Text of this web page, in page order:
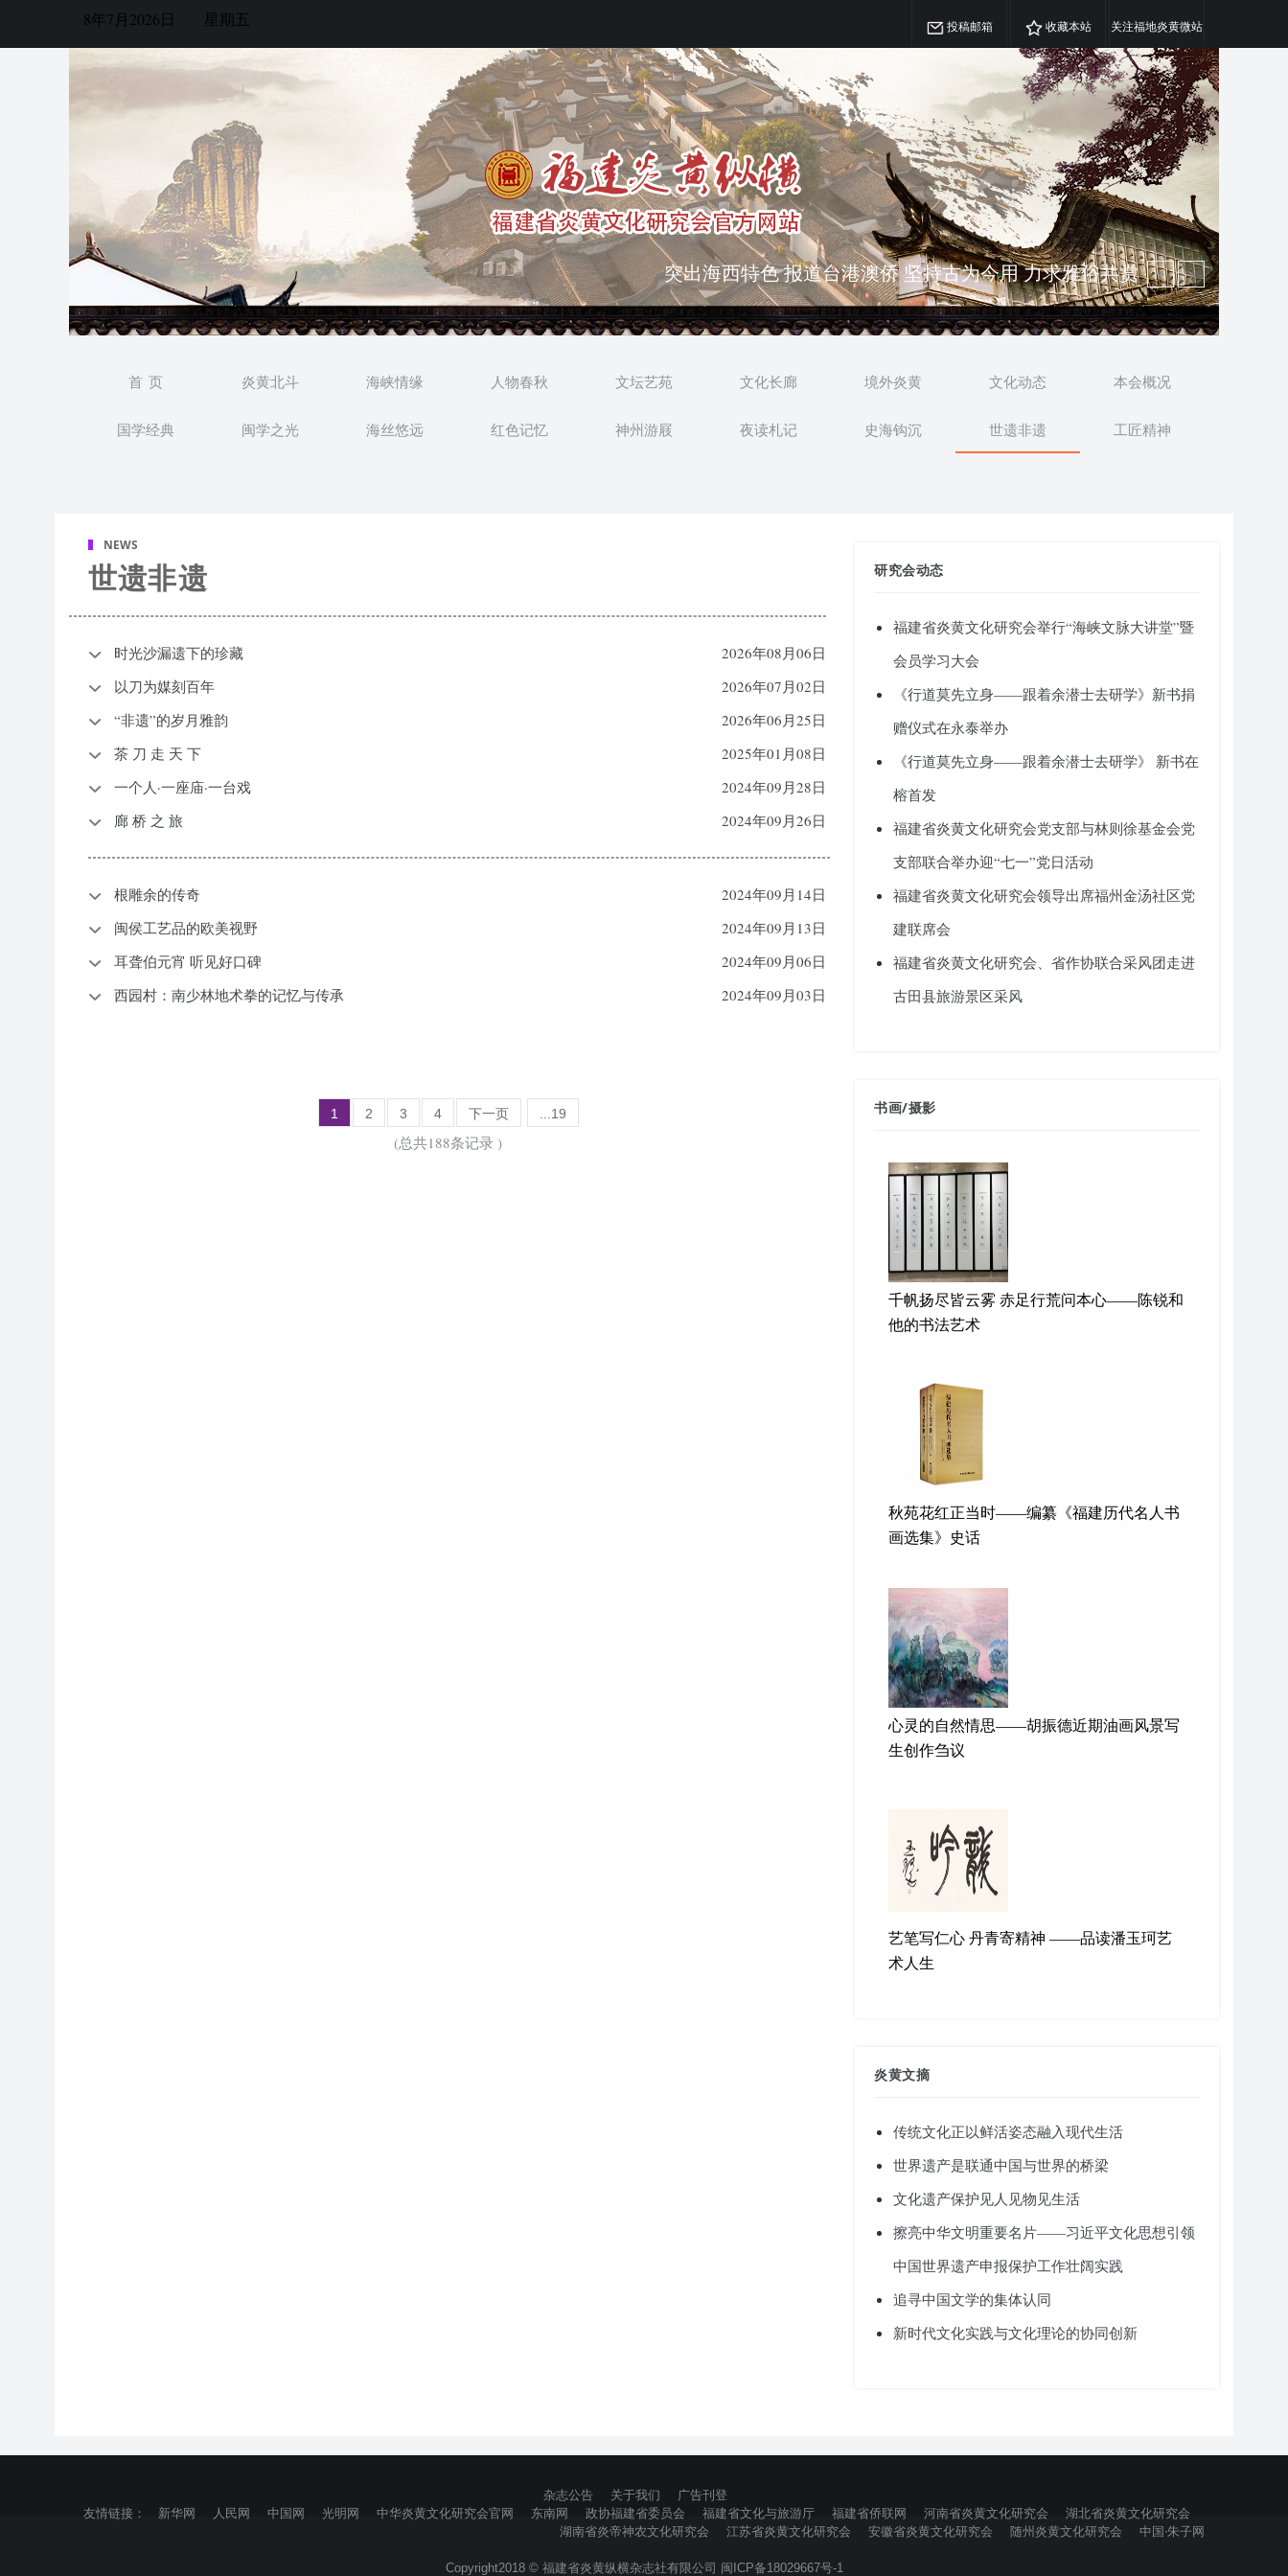
8年7月2026日 星期五 投稿邮箱 收藏本站 关注福地炎黄微站
突出海西特色 报道台港澳侨 坚持古为今用 力求雅俗共赏
弘扬优秀文化 振奋民族精神 介绍民族瑰宝 宣传中华精英
首 页 炎黄北斗 海峡情缘 人物春秋 文坛艺苑 文化长廊 境外炎黄 文化动态 本会概况
国学经典 闽学之光 海丝悠远 红色记忆 神州游屐 夜读札记 史海钩沉 世遗非遗 工匠精神
NEWS
世遗非遗
时光沙漏遗下的珍藏
2026年08月06日
以刀为媒刻百年
2026年07月02日
“非遗”的岁月雅韵
2026年06月25日
茶 刀 走 天 下
2025年01月08日
一个人·一座庙·一台戏
2024年09月28日
廊 桥 之 旅
2024年09月26日
根雕余的传奇
2024年09月14日
闽侯工艺品的欧美视野
2024年09月13日
耳聋伯元宵 听见好口碑
2024年09月06日
西园村：南少林地术拳的记忆与传承
2024年09月03日
1 2 3 4 下一页 ...19
(总共188条记录 )
研究会动态
福建省炎黄文化研究会举行“海峡文脉大讲堂”暨
会员学习大会
《行道莫先立身——跟着余潜士去研学》新书捐
赠仪式在永泰举办
《行道莫先立身——跟着余潜士去研学》 新书在
榕首发
福建省炎黄文化研究会党支部与林则徐基金会党
支部联合举办迎“七一”党日活动
福建省炎黄文化研究会领导出席福州金汤社区党
建联席会
福建省炎黄文化研究会、省作协联合采风团走进
古田县旅游景区采风
书画/摄影
千帆扬尽皆云雾 赤足行荒问本心——陈锐和
他的书法艺术
秋苑花红正当时——编纂《福建历代名人书
画选集》史话
心灵的自然情思——胡振德近期油画风景写
生创作刍议
艺笔写仁心 丹青寄精神 ——品读潘玉珂艺
术人生
炎黄文摘
传统文化正以鲜活姿态融入现代生活
世界遗产是联通中国与世界的桥梁
文化遗产保护见人见物见生活
擦亮中华文明重要名片——习近平文化思想引领
中国世界遗产申报保护工作壮阔实践
追寻中国文学的集体认同
新时代文化实践与文化理论的协同创新
杂志公告 关于我们
广告刊登
友情链接：
新华网 人民网 中国网 光明网 中华炎黄文化研究会官网 东南网 政协福建省委员会 福建省文化与旅游厅 福建省侨联网 河南省炎黄文化研究会
湖北省炎黄文化研究会
湖南省炎帝神农文化研究会
江苏省炎黄文化研究会 安徽省炎黄文化研究会 随州炎黄文化研究会 中国·朱子网
Copyright2018 © 福建省炎黄纵横杂志社有限公司 闽ICP备18029667号-1